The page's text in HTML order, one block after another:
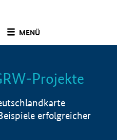
MENÜ
Info
Projekte
erfolgreicher